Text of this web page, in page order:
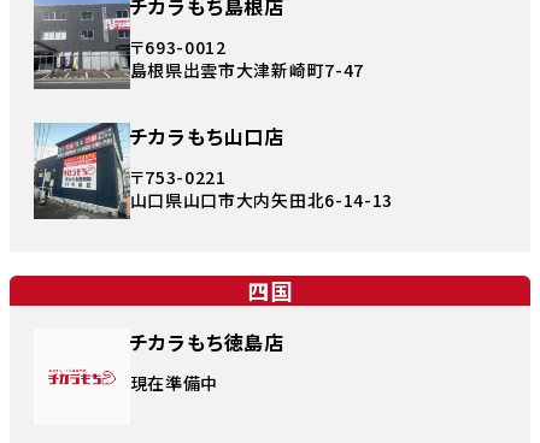
チカラもち島根店
〒693-0012
島根県出雲市大津新崎町7-47
チカラもち山口店
〒753-0221
山口県山口市大内矢田北6-14-13
四国
チカラもち徳島店
現在準備中